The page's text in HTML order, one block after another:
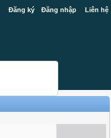
Đăng ký Đăng nhập Liên hệ